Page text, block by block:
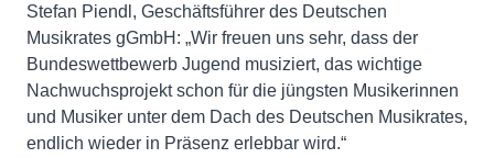
Stefan Piendl, Geschäftsführer des Deutschen
Musikrates gGmbH: „Wir freuen uns sehr, dass der
Bundeswettbewerb Jugend musiziert, das wichtige
Nachwuchsprojekt schon für die jüngsten Musikerinnen
und Musiker unter dem Dach des Deutschen Musikrates,
endlich wieder in Präsenz erlebbar wird.“